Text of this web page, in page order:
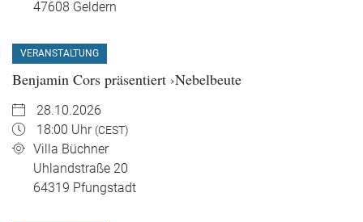
47608 Geldern
VERANSTALTUNG
Benjamin Cors präsentiert ›Nebelbeute
28.10.2026
18:00 Uhr (CEST)
Villa Büchner
Uhlandstraße 20
64319 Pfungstadt